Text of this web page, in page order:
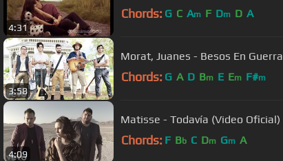
4:31
Chords: G C Am F Dm D A
3:58
Morat, Juanes - Besos En Guerra
Chords: G A D Bm E Em F#m
4:09
Matisse - Todavía (Video Oficial)
Chords: F Bb C Dm Gm A